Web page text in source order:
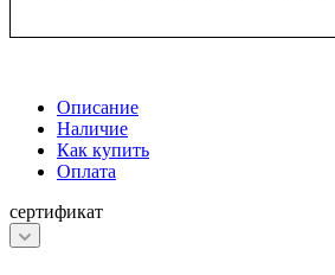
Описание
Наличие
Как купить
Оплата
сертификат